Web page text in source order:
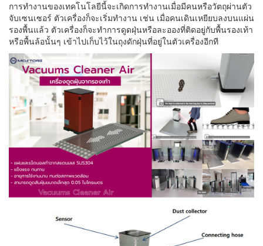
การทำงานของเทคโนโลยีนี้จะเกิดการทำงานเมื่อมีคนหรือวัตถุผ่านตัว
จับเซนเซอร์ ตัวเครื่องก็จะเริ่มทำงาน เช่น เมื่อคนเดินเหยียบลงบนแผ่น
รองพื้นแล้ว ตัวเครื่องก็จะทำการดูดฝุ่นหรือละอองที่ติดอยู่กับพื้นรองเท้า
หรือพื้นล้อนั้นๆ เข้าไปเก็บไว้ในถุงดักฝุ่นที่อยู่ในตัวเครื่องอีกที